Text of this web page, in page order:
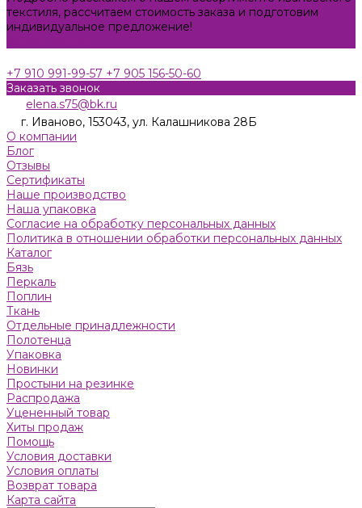
текстиля, рассчитаем стоимость заказа и подготовим
индивидуальное предложение!
+7 910 991-99-57 +7 905 156-50-60
Заказать звонок
elena.s75@bk.ru
г. Иваново, 153043, ул. Калашникова 28Б
О компании
Блог
Отзывы
Сертификаты
Наше производство
Наша упаковка
Согласие на обработку персональных данных
Политика в отношении обработки персональных данных
Каталог
Бязь
Пeркaль
Поплин
Ткань
Отдельные принадлежности
Полотенца
Упаковка
Новинки
Простыни на резинке
Распродажа
Уцененный товар
Хиты продаж
Помощь
Условия доставки
Условия оплаты
Возврат товара
Карта сайта